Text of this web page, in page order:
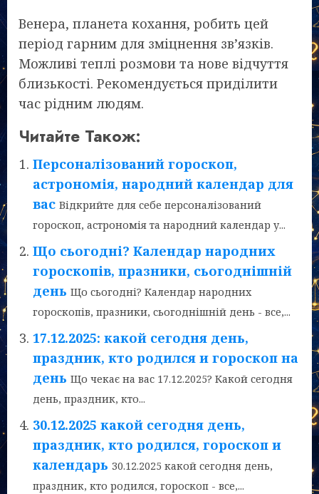
Венера, планета кохання, робить цей
період гарним для зміцнення зв’язків.
Можливі теплі розмови та нове відчуття
близькості. Рекомендується приділити
час рідним людям.
Читайте Також:
Персоналізований гороскоп,
астрономія, народний календар для
вас Відкрийте для себе персоналізований
гороскоп, астрономія та народний календар у...
Що сьогодні? Календар народних
гороскопів, празники, сьогоднішній
день Що сьогодні? Календар народних
гороскопів, празники, сьогоднішній день - все,...
17.12.2025: какой сегодня день,
праздник, кто родился и гороскоп на
день Що чекає на вас 17.12.2025? Какой сегодня
день, праздник, кто...
30.12.2025 какой сегодня день,
праздник, кто родился, гороскоп и
календарь 30.12.2025 какой сегодня день,
праздник, кто родился, гороскоп - все,...